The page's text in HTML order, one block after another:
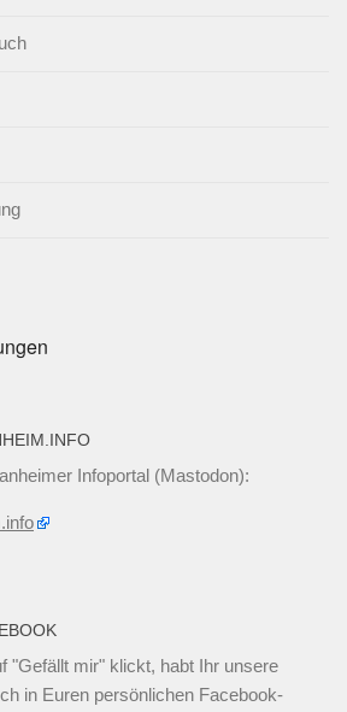
Infoportal (Mastodon):
"Gefällt mir" klickt, habt Ihr unsere
in Euren persönlichen Facebook-